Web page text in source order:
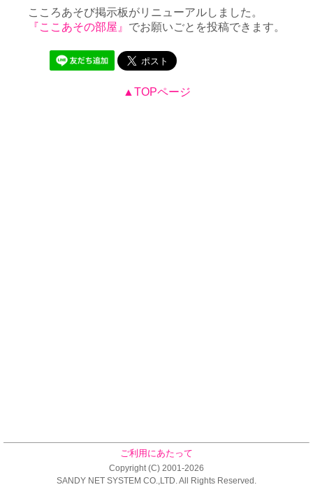
こころあそび掲示板がリニューアルしました。
『ここあその部屋』 でお願いごとを投稿できます。
▲TOPページ
ご利用にあたって
Copyright (C) 2001-2026
SANDY NET SYSTEM CO.,LTD. All Rights Reserved.